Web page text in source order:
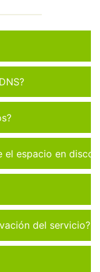
el espacio en disco
del servicio?